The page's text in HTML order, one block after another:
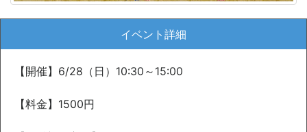
イベント詳細
【開催】6/28（日）10:30～15:00
【料金】1500円